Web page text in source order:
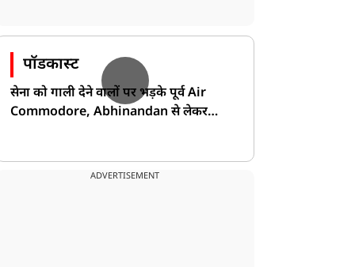
पॉडकास्ट
सेना को गाली देने वालों पर भड़के पूर्व Air
Commodore, Abhinandan से लेकर
ADVERTISEMENT